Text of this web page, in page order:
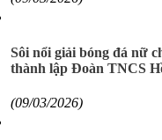
Sôi nổi giải bóng đá nữ
thành lập Đoàn TNCS
(09/03/2026)